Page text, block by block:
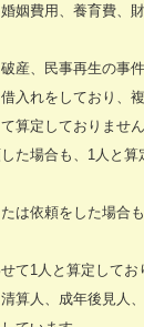
姻費用、養育費、
産、民事再生の事件
入れをしており、
算定しておりません
た場合も、1人と
は依頼をした場合
て1人と算定してお
算人、成年後見人